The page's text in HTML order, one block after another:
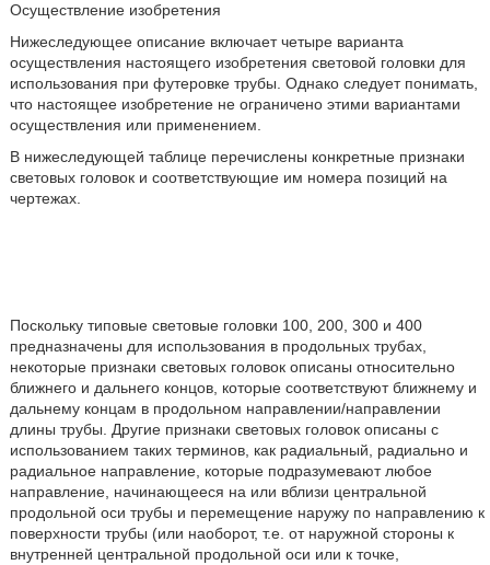
Осуществление изобретения
Нижеследующее описание включает четыре варианта
осуществления настоящего изобретения световой головки для
использования при футеровке трубы. Однако следует понимать,
что настоящее изобретение не ограничено этими вариантами
осуществления или применением.
В нижеследующей таблице перечислены конкретные признаки
световых головок и соответствующие им номера позиций на
чертежах.
Поскольку типовые световые головки 100, 200, 300 и 400
предназначены для использования в продольных трубах,
некоторые признаки световых головок описаны относительно
ближнего и дальнего концов, которые соответствуют ближнему и
дальнему концам в продольном направлении/направлении
длины трубы. Другие признаки световых головок описаны с
использованием таких терминов, как радиальный, радиально и
радиальное направление, которые подразумевают любое
направление, начинающееся на или вблизи центральной
продольной оси трубы и перемещение наружу по направлению к
поверхности трубы (или наоборот, т.е. от наружной стороны к
внутренней центральной продольной оси или к точке,